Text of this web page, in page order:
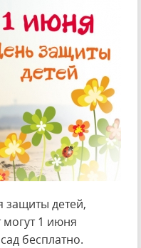
защиты детей,
могут 1 июня
бесплатно.